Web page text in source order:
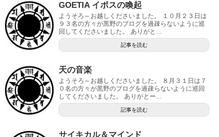
GOETIA イポスの喚起
ようそろ～お越しくださいました。 １０月２３日は
９３名の方々が黒野のブログを過疎らないように巡
回してくださいました。 ありがと...
記事を読む
天の音楽
ようそろ～お越しくださいました。 ８月３１日は７
０名の方々が黒野のブログを過疎らないように巡回
してくださいました。 ありがとー...
記事を読む
サイキカル＆マインド